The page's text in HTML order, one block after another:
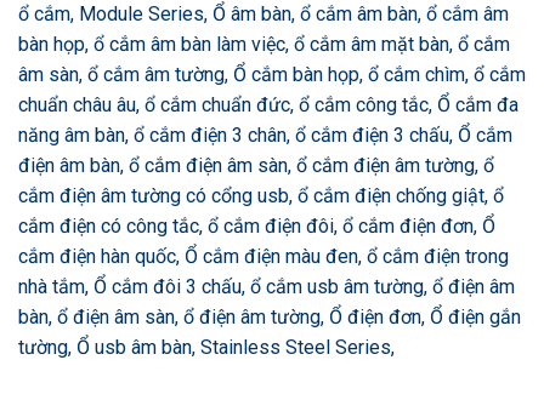
ổ cắm, Module Series, Ổ âm bàn, ổ cắm âm bàn, ổ cắm âm
bàn họp, ổ cắm âm bàn làm việc, ổ cắm âm mặt bàn, ổ cắm
âm sàn, ổ cắm âm tường, Ổ cắm bàn họp, ổ cắm chìm, ổ cắm
chuẩn châu âu, ổ cắm chuẩn đức, ổ cắm công tắc, Ổ cắm đa
năng âm bàn, ổ cắm điện 3 chân, ổ cắm điện 3 chấu, Ổ cắm
điện âm bàn, ổ cắm điện âm sàn, ổ cắm điện âm tường, ổ
cắm điện âm tường có cổng usb, ổ cắm điện chống giật, ổ
cắm điện có công tắc, ổ cắm điện đôi, ổ cắm điện đơn, Ổ
cắm điện hàn quốc, Ổ cắm điện màu đen, ổ cắm điện trong
nhà tắm, Ổ cắm đôi 3 chấu, ổ cắm usb âm tường, ổ điện âm
bàn, ổ điện âm sàn, ổ điện âm tường, Ổ điện đơn, Ổ điện gắn
tường, Ổ usb âm bàn, Stainless Steel Series,